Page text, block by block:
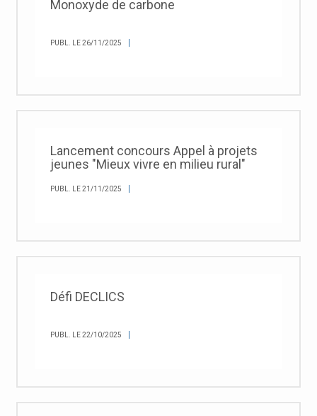
Monoxyde de carbone
PUBL. LE 26/11/2025
Lancement concours Appel à projets
jeunes "Mieux vivre en milieu rural"
PUBL. LE 21/11/2025
Défi DECLICS
PUBL. LE 22/10/2025